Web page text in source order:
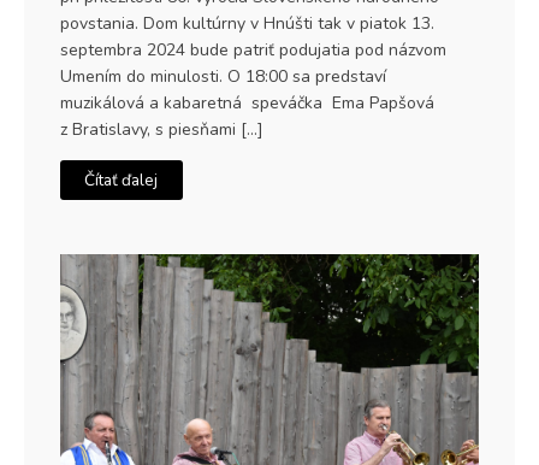
povstania. Dom kultúrny v Hnúšti tak v piatok 13.
septembra 2024 bude patriť podujatia pod názvom
Umením do minulosti. O 18:00 sa predstaví
muzikálová a kabaretná speváčka Ema Papšová
z Bratislavy, s piesňami […]
Čítať ďalej